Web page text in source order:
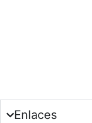
Enlaces